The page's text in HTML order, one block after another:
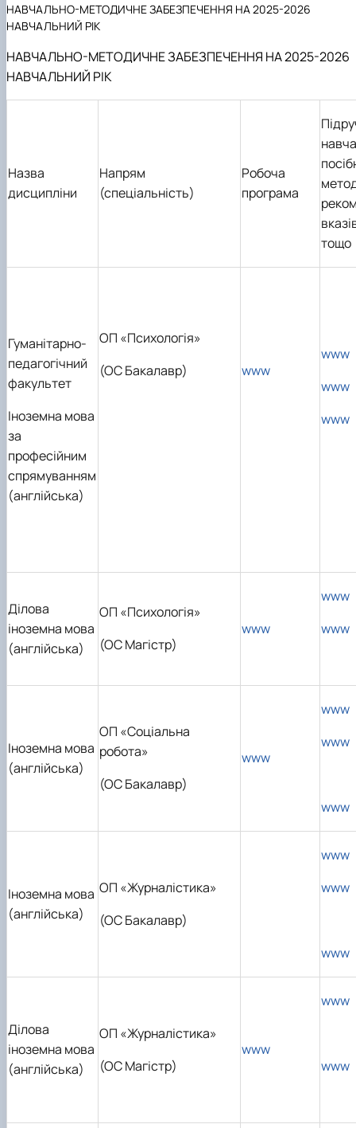
НАВЧАЛЬНО-МЕТОДИЧНЕ ЗАБЕЗПЕЧЕННЯ НА 2025-2026
НАВЧАЛЬНИЙ РІК
НАВЧАЛЬНО-МЕТОДИЧНЕ ЗАБЕЗПЕЧЕННЯ НА 2025-2026
НАВЧАЛЬНИЙ РІК
Назва
дисципліни
Напрям
(спеціальність)
Робоча
програма
тощо
Гуманітарно-
педагогічний
факультет
Іноземна мова
за
професійним
спрямуванням
(англійська)
ОП «Психологія»
(ОС Бакалавр)
www
www
www
www
Ділова
іноземна мова
(англійська)
ОП «Психологія»
(ОС Магістр)
www
www
www
Іноземна мова
(англійська)
ОП «Соціальна
робота»
(ОС Бакалавр)
www
www
www
www
Іноземна мова
(англійська)
ОП «Журналістика»
(ОС Бакалавр)
www
www
www
Ділова
іноземна мова
(англійська)
ОП «Журналістика»
(ОС Магістр)
www
www
www